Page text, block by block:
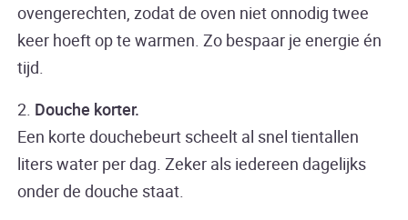
ovengerechten, zodat de oven niet onnodig twee
keer hoeft op te warmen. Zo bespaar je energie én
tijd.
2. Douche korter.
Een korte douchebeurt scheelt al snel tientallen
liters water per dag. Zeker als iedereen dagelijks
onder de douche staat.